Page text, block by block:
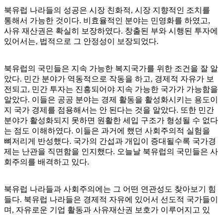
북유럽 나라들의 성공은 시장 친화적, 시장 지향적인 조치를
통해서 가능한 것이다. 비효율적인 분야는 민영화를 하였고,
사유 재산권은 확실히 보장하였다. 창출된 부와 시행된 투자에
있어서는, 법적으로 그 안정성이 보장되었다.
북유럽의 국민들은 지속 가능한 복지국가를 위한 조건을 잘 알
았다. 민간 분야가 역동적으로 작동을 하고, 경제적 자유가 보
전되고, 민간 투자는 진흥되어야 지속 가능한 국가가 가능함을
알았다. 이들은 공공 분야는 경제 활동을 활성화시키는 용도이
지 국가 경제를 점용해서는 안 된다는 것을 알았다. 또한 민간
분야가 활성화되지 못하면 원활한 세입 구조가 형성될 수 없다
는 점도 이해하였다. 이들은 과거에 했던 사회주의적 실험을
뼈저리게 반성했다. 국가의 간섭과 개입이 증대될수록 국가경
제는 난관을 직면함을 인지했다. 오늘날 북유럽의 국민들은 사
회주의를 배격하고 있다.
북유럽 나라들과 사회주의에는 그 어떤 연관성도 찾아보기 힘
들다. 북유럽 나라들은 경제적 자유에 있어서 선도적 국가들이
며, 자유로운 기업 활동과 사유재산권 보호가 이루어지고 있